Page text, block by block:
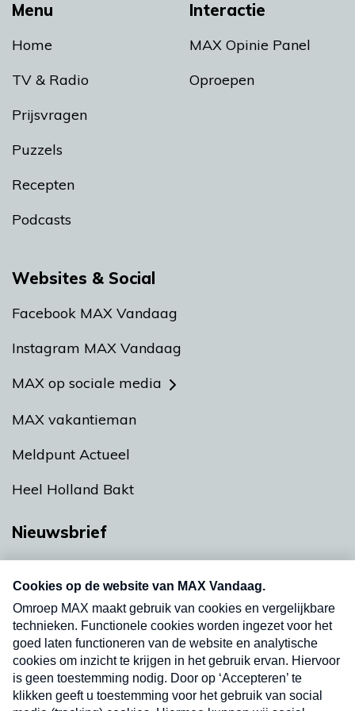
Menu
Home
TV & Radio
Prijsvragen
Puzzels
Recepten
Podcasts
Interactie
MAX Opinie Panel
Oproepen
Websites & Social
Facebook MAX Vandaag
Instagram MAX Vandaag
MAX op sociale media
MAX vakantieman
Meldpunt Actueel
Heel Holland Bakt
Nieuwsbrief
nieuwsbrief. Elke vrijdag- en dinsdagochtend in
uw mailbox.
Verzend